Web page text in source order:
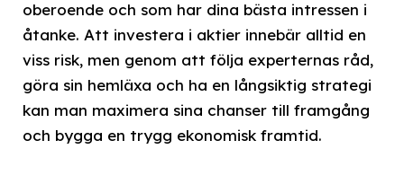
oberoende och som har dina bästa intressen i
åtanke. Att investera i aktier innebär alltid en
viss risk, men genom att följa experternas råd,
göra sin hemläxa och ha en långsiktig strategi
kan man maximera sina chanser till framgång
och bygga en trygg ekonomisk framtid.